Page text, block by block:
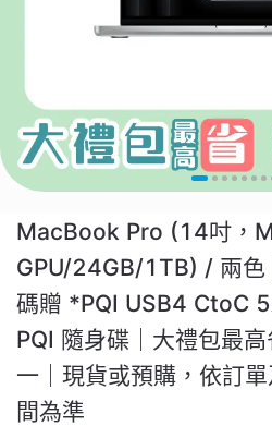
MacBook Pro (14吋，
GPU/24GB/1TB) / 兩色
碼贈 *PQI USB4 CtoC
PQI 隨身碟｜大禮包最
一｜現貨或預購，依訂
間為準